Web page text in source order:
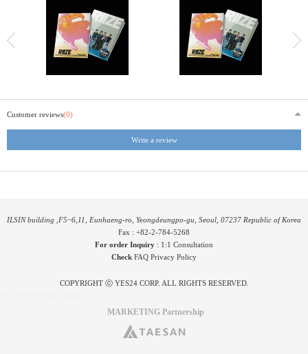
Customer reviews(0)
Write a review
ILSIN building ,F5~6,11, Eunhaeng-ro, Yeongdeungpo-gu, Seoul, 07237 Republic of Korea
Fax : +82-2-784-5268
For order Inquiry : 1:1 Consultation
Check FAQ Privacy Policy
COPYRIGHT ⓒ YES24 CORP. ALL RIGHTS RESERVED.
MARKETING Partnership